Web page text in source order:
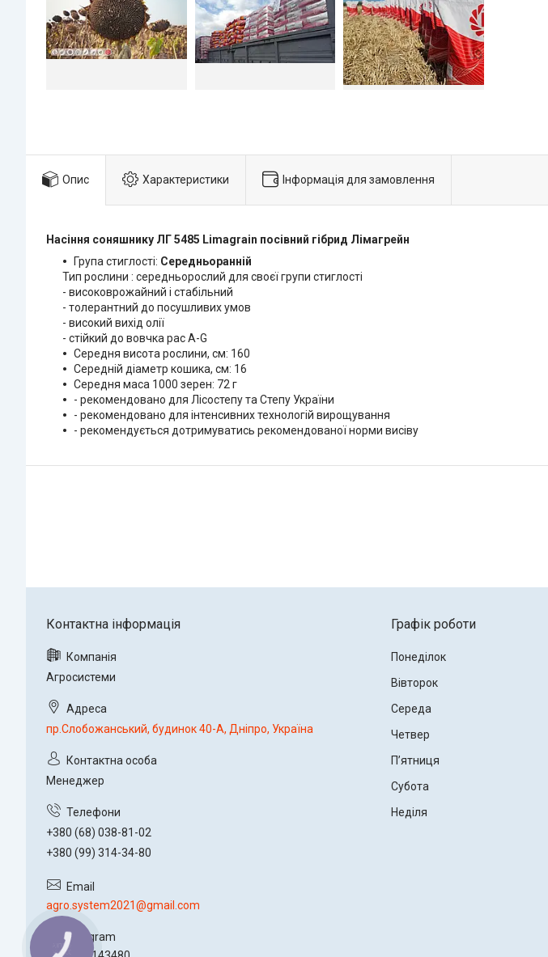
Опис Характеристики Інформація для замовлення
Насіння соняшнику ЛГ 5485 Limagrain посівний гібрид Лімагрейн
Група стиглості: Середньоранній
Тип рослини : середньорослий для своєї групи стиглості
- високоврожайний і стабільний
- толерантний до посушливих умов
- високий вихід олії
- стійкий до вовчка рас А-G
Середня висота рослини, см: 160
Середній діаметр кошика, см: 16
Середня маса 1000 зерен: 72 г
- рекомендовано для Лісостепу та Степу України
- рекомендовано для інтенсивних технологій вирощування
- рекомендується дотримуватись рекомендованої норми висіву
Агросистеми
пр.Слобожанський, будинок 40-А, Дніпро, Україна
Менеджер
+380 (68) 038-81-02
+380 (99) 314-34-80
agro.system2021@gmail.com
Графік роботи
Понеділок
Вівторок
Середа
Четвер
Пʼятниця
Субота
Неділя
КНОПКА
ЗВ'ЯЗКУ